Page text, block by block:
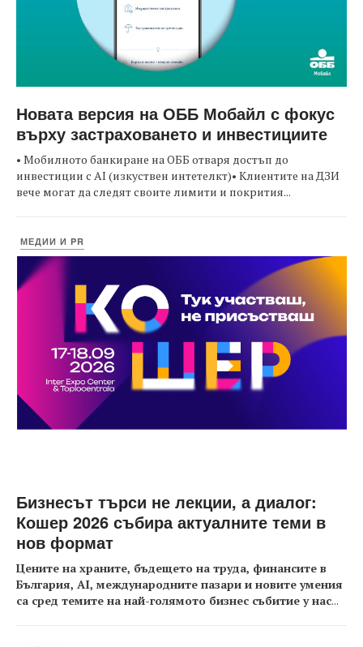
Новата версия на ОББ Мобайл с фокус
върху застраховането и инвестициите
• Мобилното банкиране на ОББ отваря достъп до
инвестиции с AI (изкуствен интетелкт)• Клиентите на ДЗИ
вече могат да следят своите лимити и покрития...
МЕДИИ И PR
Бизнесът търси не лекции, а диалог:
Кошер 2026 събира актуалните теми в
нов формат
Цените на храните, бъдещето на труда, финансите в
България, AI, международните пазари и новите умения
са сред темите на най-голямото бизнес събитие у нас...